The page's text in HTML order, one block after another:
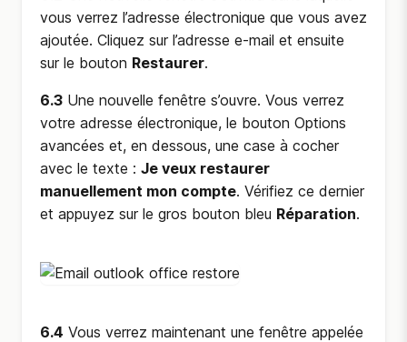
vous verrez l’adresse électronique que vous avez
ajoutée. Cliquez sur l’adresse e-mail et ensuite
sur le bouton Restaurer.
6.3 Une nouvelle fenêtre s’ouvre. Vous verrez
votre adresse électronique, le bouton Options
avancées et, en dessous, une case à cocher
avec le texte : Je veux restaurer
manuellement mon compte. Vérifiez ce dernier
et appuyez sur le gros bouton bleu Réparation.
6.4 Vous verrez maintenant une fenêtre appelée